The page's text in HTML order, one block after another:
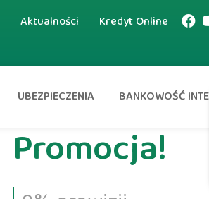
Aktualności Kredyt Online
UBEZPIECZENIA BANKOWOŚĆ